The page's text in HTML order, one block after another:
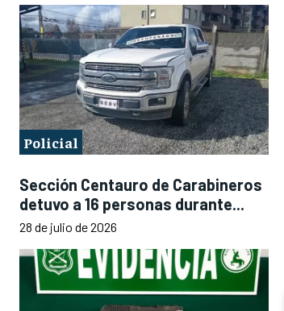
Policial
Sección Centauro de Carabineros
detuvo a 16 personas durante...
28 de julio de 2026